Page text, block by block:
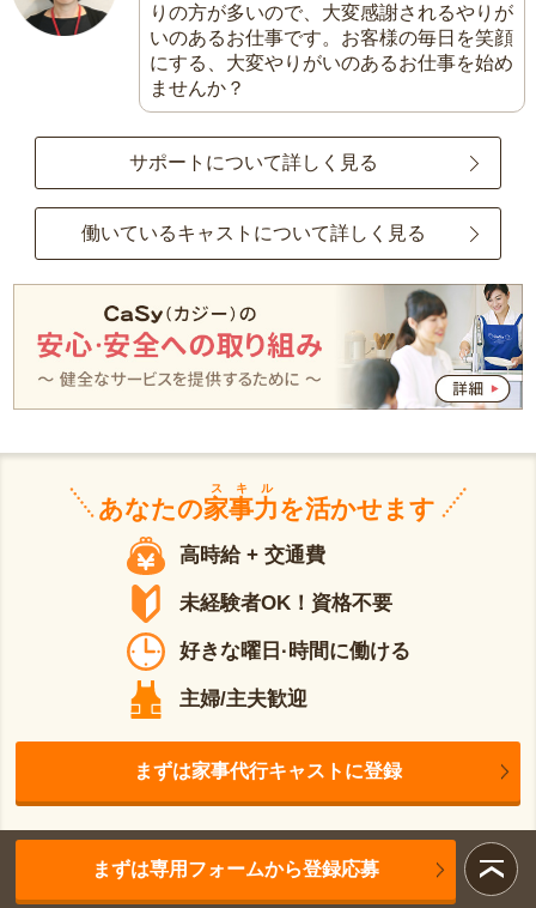
りの方が多いので、大変感謝されるやりが
いのあるお仕事です。お客様の毎日を笑顔
にする、大変やりがいのあるお仕事を始め
ませんか？
サポートについて詳しく見る
働いているキャストについて詳しく見る
あなたの家事力
スキル
を活かせます
高時給 + 交通費
未経験者OK！資格不要
好きな曜日·時間に働ける
主婦/主夫歓迎
まずは家事代行キャストに登録
まずは専用フォームから登録応募